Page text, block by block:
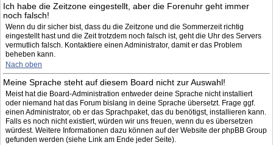
Ich habe die Zeitzone eingestellt, aber die Forenuhr geht immer
noch falsch!
Wenn du dir sicher bist, dass du die Zeitzone und die Sommerzeit richtig
eingestellt hast und die Zeit trotzdem noch falsch ist, geht die Uhr des Servers
vermutlich falsch. Kontaktiere einen Administrator, damit er das Problem
beheben kann.
Nach oben
Meine Sprache steht auf diesem Board nicht zur Auswahl!
Meist hat die Board-Administration entweder deine Sprache nicht installiert
oder niemand hat das Forum bislang in deine Sprache übersetzt. Frage ggf.
einen Administrator, ob er das Sprachpaket, das du benötigst, installieren kann.
Falls es noch nicht existiert, würden wir uns freuen, wenn du es übersetzen
würdest. Weitere Informationen dazu können auf der Website der phpBB Group
gefunden werden (siehe Link am Ende jeder Seite).